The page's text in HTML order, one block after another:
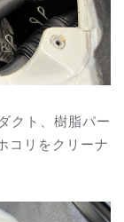
クト、樹脂パー
コリをクリーナ